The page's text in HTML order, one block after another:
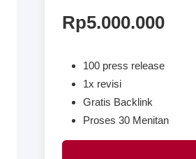
Rp5.000.000
100 press release
1x revisi
Gratis Backlink
Proses 30 Menitan